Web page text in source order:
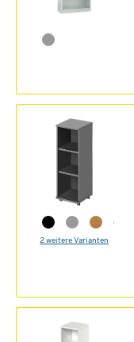
2 weitere Varianten